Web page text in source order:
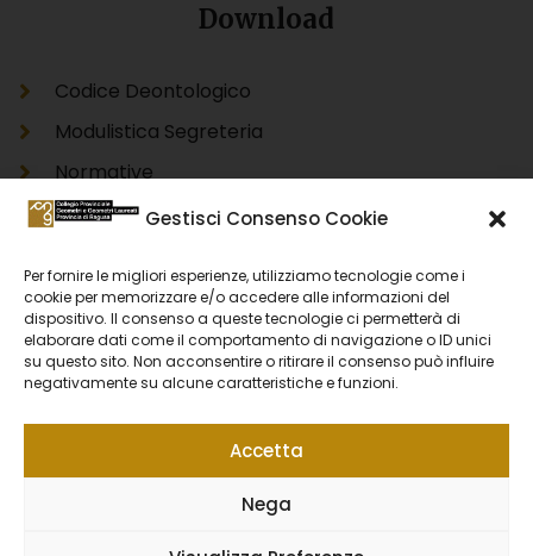
Gestisci Consenso Cookie
Per fornire le migliori esperienze, utilizziamo tecnologie come i
cookie per memorizzare e/o accedere alle informazioni del
dispositivo. Il consenso a queste tecnologie ci permetterà di
elaborare dati come il comportamento di navigazione o ID unici
su questo sito. Non acconsentire o ritirare il consenso può influire
negativamente su alcune caratteristiche e funzioni.
Accetta
Nega
Download
Codice Deontologico
Modulistica Segreteria
Normative
Modello Unico Informatico Catastale DOCFA
Accertamento Proprietà Immobiliare Urbana
DOCFA
Accertamento Proprietà Immobiliare Urbana
PREGEO
Privacy Policy